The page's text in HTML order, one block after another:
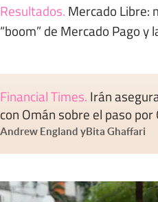
Resultados. Mercado Libre:
“boom” de Mercado Pago y
Financial Times. Irán
con Omán sobre el paso por
Andrew England yBita Ghaffari